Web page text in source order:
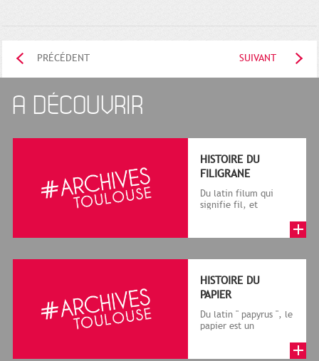
PRÉCÉDENT SUIVANT
A DÉCOUVRIR
HISTOIRE DU
FILIGRANE
Du latin filum qui
signifie fil, et
le cadre de la f...
HISTOIRE DU
PAPIER
Du latin " papyrus ", le
papier est un